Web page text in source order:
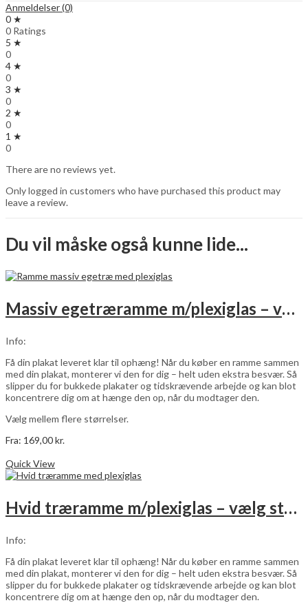
Anmeldelser (0)
0 ★
0 Ratings
5 ★
0
4 ★
0
3 ★
0
2 ★
0
1 ★
0
There are no reviews yet.
Only logged in customers who have purchased this product may
leave a review.
Du vil måske også kunne lide...
Massiv egetræramme m/plexiglas – vælg størrelse
Info:
Få din plakat leveret klar til ophæng! Når du køber en ramme sammen
med din plakat, monterer vi den for dig – helt uden ekstra besvær. Så
slipper du for bukkede plakater og tidskrævende arbejde og kan blot
koncentrere dig om at hænge den op, når du modtager den.
Vælg mellem flere størrelser.
Fra: 169,00kr.
har
Mulighederne
varesiden
Quick View
Hvid træramme m/plexiglas – vælg størrelse
Info:
Få din plakat leveret klar til ophæng! Når du køber en ramme sammen
med din plakat, monterer vi den for dig – helt uden ekstra besvær. Så
slipper du for bukkede plakater og tidskrævende arbejde og kan blot
koncentrere dig om at hænge den op, når du modtager den.